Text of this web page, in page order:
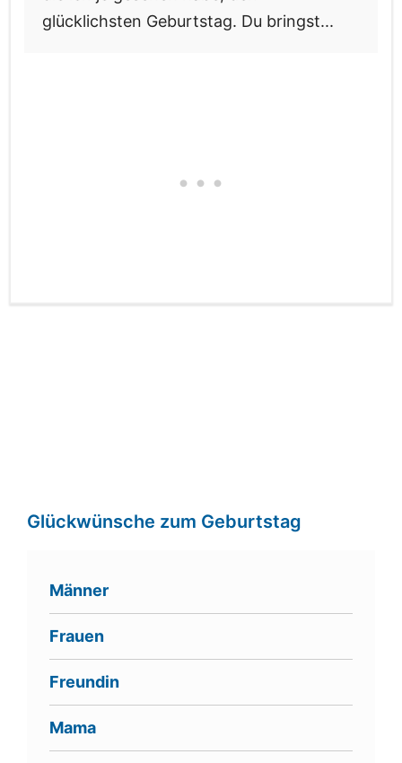
glücklichsten Geburtstag. Du bringst...
Glückwünsche zum Geburtstag
Männer
Frauen
Freundin
Mama